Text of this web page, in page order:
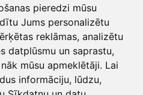
pieredzi mūsu
Jums personalizētu
reklāmas, analizētu
datplūsmu un saprastu,
mūsu apmeklētāji. Lai
informāciju, lūdzu,
<< Iepriekšējā ziņa Nākamā ziņa >>
Share